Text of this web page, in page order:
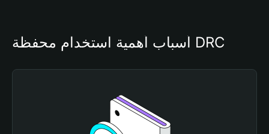
أسباب أهمية استخدام محفظة DRC